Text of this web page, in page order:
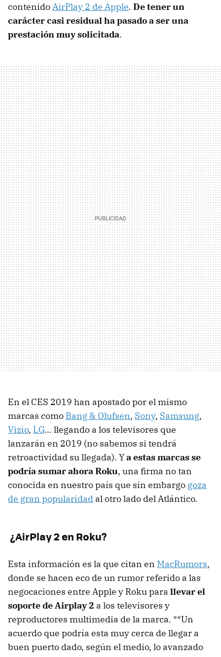
contenidoAirPlay 2 de Apple. De tener un
carácter casi residual ha pasado a ser una
prestación muy solicitada.
En el CES 2019 han apostado por el mismo
marcas como Bang & Olufsen, Sony, Samsung,
Vizio, LG... llegando a los televisores que
lanzarán en 2019 (no sabemos si tendrá
retroactividad su llegada). Ya estas marcas se
podría sumar ahora Roku, una firma no tan
conocida en nuestro país que sin embargo goza
de gran popularidad al otro lado del Atlántico.
¿AirPlay 2 en Roku?
Esta información es la que citan en MacRumors,
donde se hacen eco de un rumor referido a las
negocaciones entre Apple y Roku para llevar el
soporte de Airplay 2 a los televisores y
reproductores multimedia de la marca. **Un
acuerdo que podría esta muy cerca de llegar a
buen puerto dado, según el medio, lo avanzado